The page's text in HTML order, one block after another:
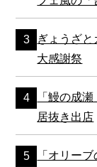
ぎょうざ
大感謝祭
「鰻の成
居抜き出店
「オリー